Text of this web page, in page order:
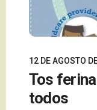
12 DE AGOSTO
Tos
todos